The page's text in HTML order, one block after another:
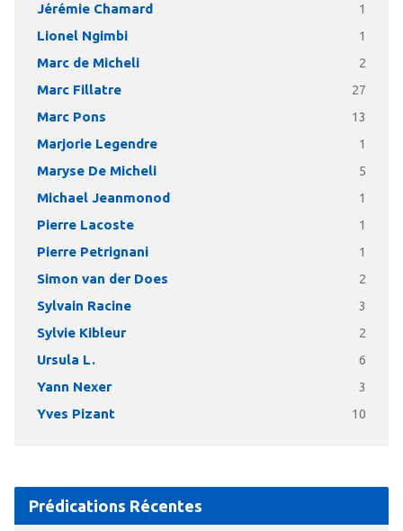
Jérémie Chamard 1
Lionel Ngimbi 1
Marc de Micheli 2
Marc Fillatre 27
Marc Pons 13
Marjorie Legendre 1
Maryse De Micheli 5
Michael Jeanmonod 1
Pierre Lacoste 1
Pierre Petrignani 1
Simon van der Does 2
Sylvain Racine 3
Sylvie Kibleur 2
Ursula L. 6
Yann Nexer 3
Yves Pizant 10
Prédications Récentes